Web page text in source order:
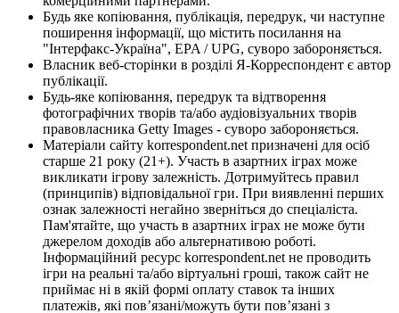
Будь яке копіювання, публікація, передрук, чи наступне
поширення інформації, що містить посилання на
"Інтерфакс-Україна", EPA / UPG, суворо забороняється.
Власник веб-сторінки в розділі Я-Корреспондент є автор
публікації.
Будь-яке копіювання, передрук та відтворення
фотографічних творів та/або аудіовізуальних творів
правовласника Getty Images - суворо забороняється.
Матеріали сайту korrespondent.net призначені для осіб
старше 21 року (21+). Участь в азартних іграх може
викликати ігрову залежність. Дотримуйтесь правил
(принципів) відповідальної гри. При виявленні перших
ознак залежності негайно зверніться до спеціаліста.
Пам'ятайте, що участь в азартних іграх не може бути
джерелом доходів або альтернативою роботі.
Інформаційний ресурс korrespondent.net не проводить
ігри на реальні та/або віртуальні гроші, також сайт не
приймає ні в якій формі оплату ставок та інших
платежів, які пов’язані/можуть бути пов’язані з